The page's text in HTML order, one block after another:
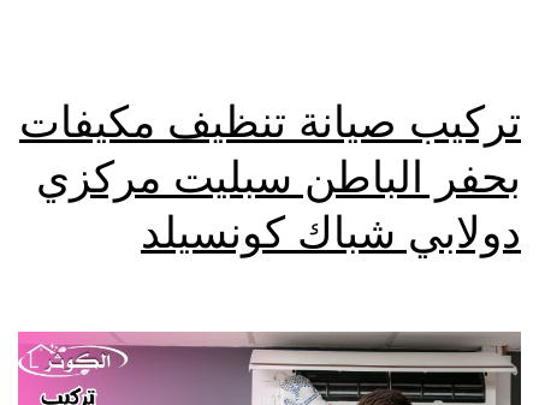
تركيب صيانة تنظيف مكيفات
بحفر الباطن سبليت مركزي
دولابي شباك كونسيلد